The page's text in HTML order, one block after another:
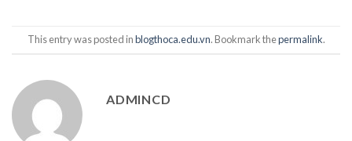
This entry was posted inblogthoca.edu.vn. Bookmark thepermalink.
ADMINCD